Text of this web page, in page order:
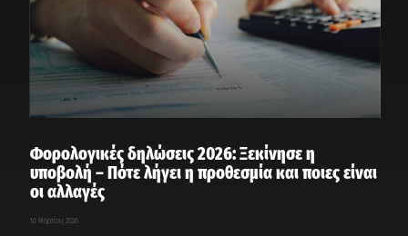
Φορολογικές δηλώσεις 2026: Ξεκίνησε η
υποβολή – Πότε λήγει η προθεσμία και ποιες είναι
οι αλλαγές
16 Μαρτίου, 2026